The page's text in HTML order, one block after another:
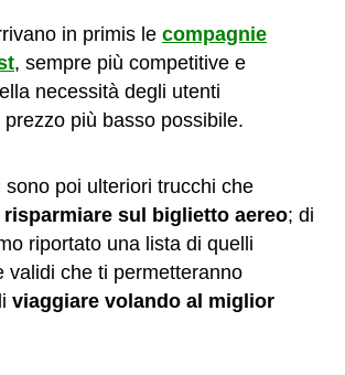
in primis le compagnie
, sempre più competitive e
necessità degli utenti
più basso possibile.
sono poi ulteriori trucchi che
risparmiare sul biglietto aereo; di
riportato una lista di quelli
validi che ti permetteranno
viaggiare volando al miglior